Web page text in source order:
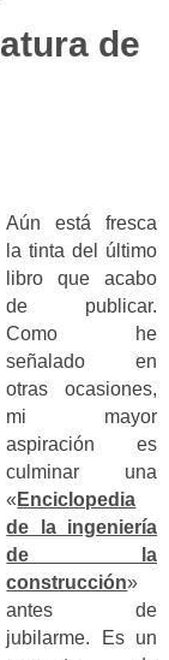
de
Aún está fresca
la tinta del último
libro que acabo
de publicar.
Como he
señalado en
otras ocasiones,
mi mayor
aspiración es
culminar una
« Enciclopedia
de la ingeniería
de la
construcción»
antes de
jubilarme. Es un